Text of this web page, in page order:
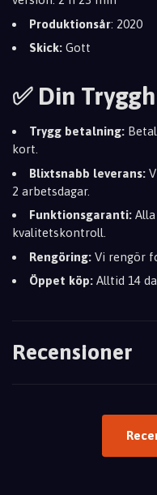
Produktionsår: 2020
Skick: Gott
✅ Din
Trygg betalning:
kort.
Blixtsnabb leverans:
2 arbetsdagar.
Funktionsgaranti:
kvalitetskontroll.
Rengöring: Vi rengör
Öppet köp: Alltid 14
Recensioner